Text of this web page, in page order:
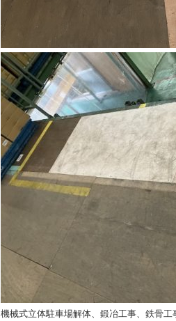
機械式立体駐車場解体、鍛冶工事、鉄骨工